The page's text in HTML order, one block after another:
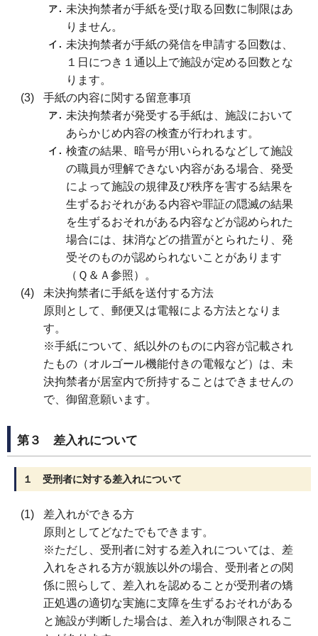
未決拘禁者が手紙を受け取る回数に制限はあ
りません。
未決拘禁者が手紙の発信を申請する回数は、
１日につき１通以上で施設が定める回数とな
ります。
手紙の内容に関する留意事項
未決拘禁者が発受する手紙は、施設において
あらかじめ内容の検査が行われます。
検査の結果、暗号が用いられるなどして施設
の職員が理解できない内容がある場合、発受
によって施設の規律及び秩序を害する結果を
生ずるおそれがある内容や罪証の隠滅の結果
を生ずるおそれがある内容などが認められた
場合には、抹消などの措置がとられたり、発
受そのものが認められないことがあります
（Ｑ＆Ａ参照）。
未決拘禁者に手紙を送付する方法
原則として、郵便又は電報による方法となりま
す。
※手紙について、紙以外のものに内容が記載され
たもの（オルゴール機能付きの電報など）は、未
決拘禁者が居室内で所持することはできませんの
で、御留意願います。
第３ 差入れについて
１ 受刑者に対する差入れについて
差入れができる方
原則としてどなたでもできます。
※ただし、受刑者に対する差入れについては、差
入れをされる方が親族以外の場合、受刑者との関
係に照らして、差入れを認めることが受刑者の矯
正処遇の適切な実施に支障を生ずるおそれがある
と施設が判断した場合は、差入れが制限されるこ